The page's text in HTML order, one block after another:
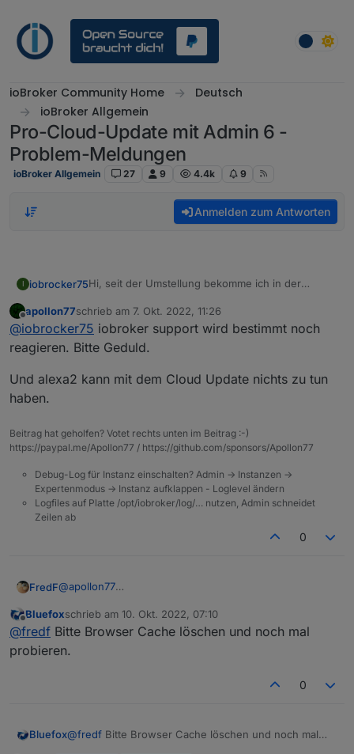
ioBroker Community Home
Deutsch
ioBroker Allgemein
Pro-Cloud-Update mit Admin 6 -
Problem-Meldungen
ioBroker Allgemein 27 9 4.4k 9
Anmelden zum Antworten
I iobrocker75Hi, seit der Umstellung bekomme ich in der
und direkt danach diese:
Dies auch nur, wenn ich von extern zugreife, also
nicht im WLAN bin und ioBroker so erreiche.
Der Support von ioBroker reagiert leider nicht auf
helfen das Problem zu lösen?
Die Version vom Admin Adapter ist 6.2.22, der
mein Alexa Adapter nicht mehr geht (v3.19.9)
Offline
apollon77schrieb am 7. Okt. 2022, 11:26
zuletzt editiert von
@iobrocker75 iobroker support wird bestimmt noch
reagieren. Bitte Geduld.
Und alexa2 kann mit dem Cloud Update nichts zu tun
haben.
Beitrag hat geholfen? Votet rechts unten im Beitrag :-)
https://paypal.me/Apollon77 / https://github.com/sponsors/Apollon77
Debug-Log für Instanz einschalten? Admin -> Instanzen ->
Expertenmodus -> Instanz aufklappen - Loglevel ändern
Logfiles auf Platte /opt/iobroker/log/… nutzen, Admin schneidet
Zeilen ab
0
FredF@apollon77
einstellen.
Keine Fehlermeldungen im Log.
Komt aus diesem Beitrag:
https://forum.iobroker.net/topic/58444/cloud-0-adapter-
fehlermeldung-admin-instance-not-defined?
Offline
Bluefoxschrieb am 10. Okt. 2022, 07:10
zuletzt editiert von
@fredf Bitte Browser Cache löschen und noch mal
probieren.
0
Bluefox@fredf Bitte Browser Cache löschen und noch mal